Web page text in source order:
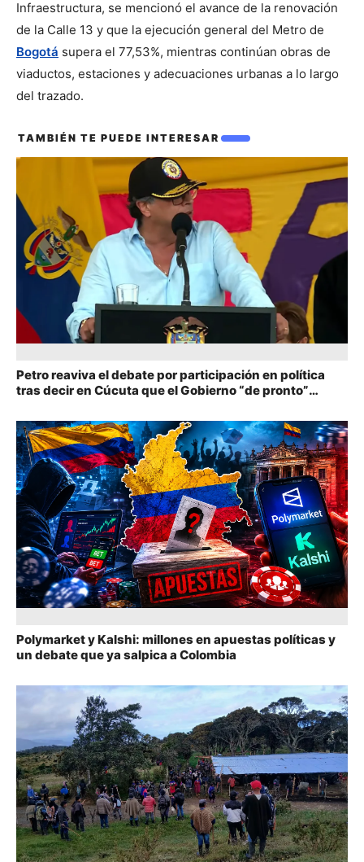
Infraestructura, se mencionó el avance de la renovación
Bogotá supera el 77,53%, mientras continúan obras de
viaductos, estaciones y adecuaciones urbanas a lo largo
del trazado.
TAMBIÉN TE PUEDE INTERESAR
También te puede interesar
Petro reaviva el debate por participación en política
tras decir en Cúcuta que el Gobierno “de pronto”
Polymarket y Kalshi: millones en apuestas políticas y
un debate que ya salpica a Colombia